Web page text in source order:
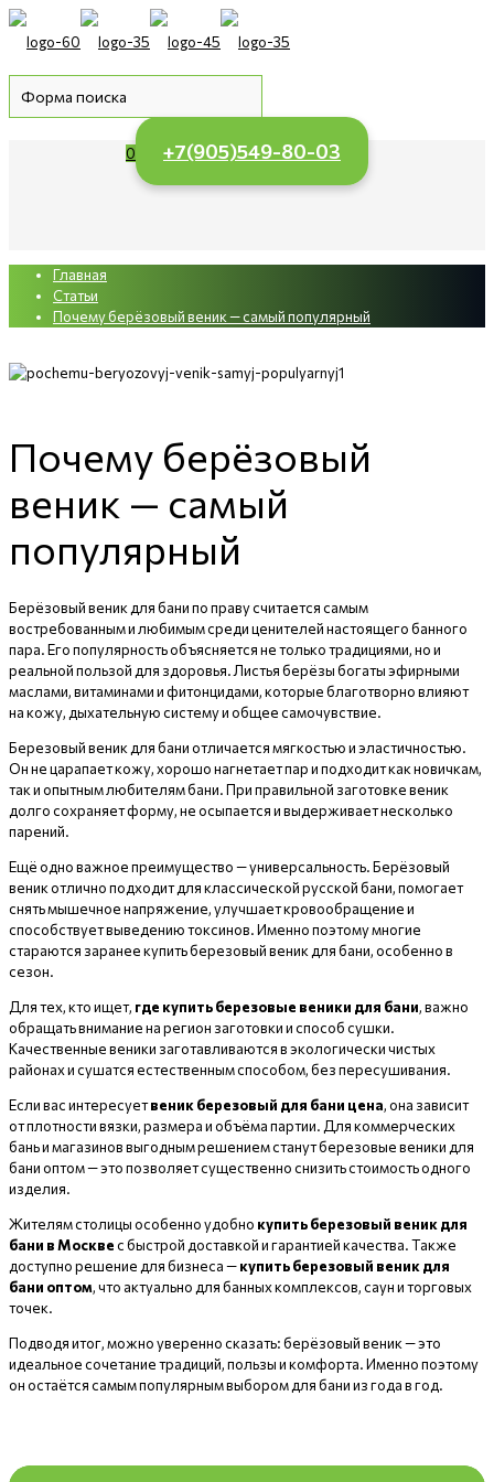
0 +7(905)549-80-03
Главная
Статьи
Почему берёзовый веник — самый популярный
Почему берёзовый
веник — самый
популярный
Берёзовый веник для бани по праву считается самым
востребованным и любимым среди ценителей настоящего банного
пара. Его популярность объясняется не только традициями, но и
реальной пользой для здоровья. Листья берёзы богаты эфирными
маслами, витаминами и фитонцидами, которые благотворно влияют
на кожу, дыхательную систему и общее самочувствие.
Березовый веник для бани отличается мягкостью и эластичностью.
Он не царапает кожу, хорошо нагнетает пар и подходит как новичкам,
так и опытным любителям бани. При правильной заготовке веник
долго сохраняет форму, не осыпается и выдерживает несколько
парений.
Ещё одно важное преимущество — универсальность. Берёзовый
веник отлично подходит для классической русской бани, помогает
снять мышечное напряжение, улучшает кровообращение и
способствует выведению токсинов. Именно поэтому многие
стараются заранее купить березовый веник для бани, особенно в
сезон.
Для тех, кто ищет, где купить березовые веники для бани, важно
обращать внимание на регион заготовки и способ сушки.
Качественные веники заготавливаются в экологически чистых
районах и сушатся естественным способом, без пересушивания.
Если вас интересуетвеник березовый для бани цена, она зависит
от плотности вязки, размера и объёма партии. Для коммерческих
бань и магазинов выгодным решением станут березовые веники для
бани оптом — это позволяет существенно снизить стоимость одного
изделия.
Жителям столицы особенно удобно купить березовый веник для
бани в Москвес быстрой доставкой и гарантией качества. Также
доступно решение для бизнеса —купить березовый веник для
бани оптом, что актуально для банных комплексов, саун и торговых
точек.
Подводя итог, можно уверенно сказать: берёзовый веник — это
идеальное сочетание традиций, пользы и комфорта. Именно поэтому
он остаётся самым популярным выбором для бани из года в год.